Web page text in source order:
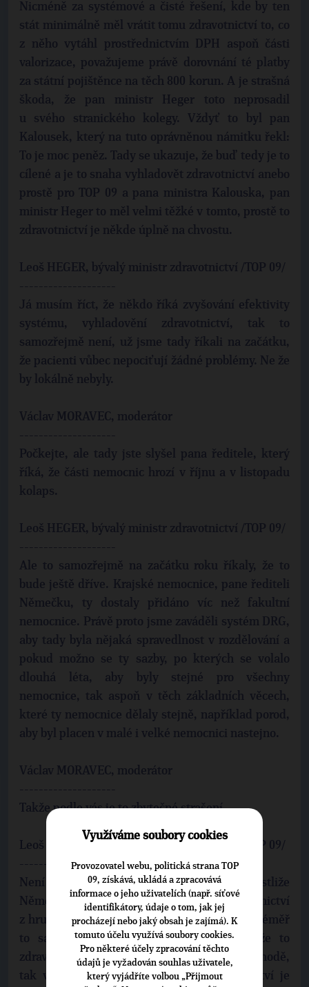
Nicméně za systémové a čisté řešení, kde by ten
stát minimálně měl vrátit tomu zdravotnictví to, co
z něho vytáhl prostřednictvím DPH aspoň části
valorizace, považujeme právě dorovnání té platby
za státní pojištěnce na těch 800 korun. A je strašná
škoda, že pan ministr Heger toto neprosadil
u svého stranického kolegy. Vždyť to byl pan
Kalousek, který na tuto oprávněnou námitku řekl:
To je moc peněz. Tady se ukazuje, že buď tedy je to
cílené a je to snaha vyhladovět zdravotnictví anebo
prostě pro TOP 09 a pana ministra Kalouska, pan
ministr Heger to měl velmi těžké v tomto, prostě to
zdravotnictví je někde úplně na chvostu.
Leoš HEGER, bývalý ministr zdravotnictví /TOP 09/
--------------------
Já musím říct, že někdo říká zvyšování efektivity
systému, vyhladovění zdravotnictví, tak to
samozřejmě není, už jsme tady říkali na začátku,
že pacienti vůbec nepociťují žádné problémy. Ne že
by lokálně nebyly.
Václav MORAVEC, moderátor
--------------------
Počkejte, ale tady jste slyšel pana ředitele, který
říká, že části nemocnic hrozí v říjnu a v listopadu
kolaps.
Leoš HEGER, bývalý ministr zdravotnictví /TOP 09/
--------------------
Ale to samozřejmě na začátku roku říkaly, že to
bude ještě dříve. Krajské nemocnice, pane řediteli
Němečku, ty dostaly přidáno víc než fakultní
nemocnice. Právě proto jsme zaváděli systém DRG,
aby tady byla nějaká spravedlnost v rozdělování a
pokud možno se ty sazby, po kterých se volalo
dlouhá léta, aby byly stejné pro všechny
nemocnice, tak aspoň v těch základních věcech,
které ty nemocnice dělaly stejně, například porod,
aby byl placen v malé i velké nemocnici nastejno.
Václav MORAVEC, moderátor
--------------------
Takže podle vás je to zbytečné strašení.
Leoš HEGER, bývalý ministr zdravotnictví /TOP 09/
--------------------
Není to zbytečné strašení. Samozřejmě, jestliže
Německo má dneska 11 % do zdravotnictví
z hrubého domácího produktu a my děláme téměř
to samé a máme 7,5 %, tak je jasné, že to
zdravotnictví, aby mohlo žít pohodlně a v pohodě,
tak vyžaduje víc peněz. V tom zdravotnictví je
Využíváme soubory cookies
Provozovatel webu, politická strana TOP
09, získává, ukládá a zpracovává
informace o jeho uživatelích (např. síťové
identifikátory, údaje o tom, jak jej
procházejí nebo jaký obsah je zajímá). K
tomuto účelu využívá soubory cookies.
Pro některé účely zpracování těchto
údajů je vyžadován souhlas uživatele,
který vyjádříte volbou „Přijmout